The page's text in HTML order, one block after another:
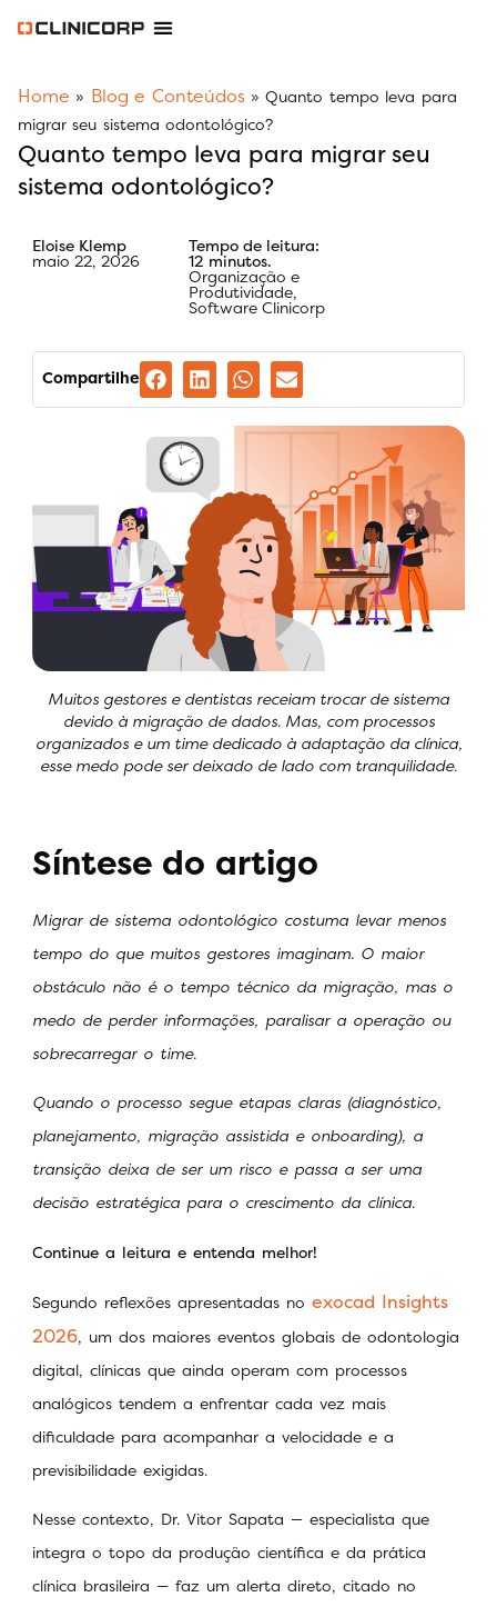
Home » Blog e Conteúdos»Quanto tempo leva para
migrar seu sistema odontológico?
Quanto tempo leva para migrar seu
sistema odontológico?
Eloise Klemp
maio 22, 2026
Tempo de leitura:
12 minutos.
Organização e
Produtividade,
Software Clinicorp
Compartilhe
Muitos gestores e dentistas receiam trocar de sistema
devido à migração de dados. Mas, com processos
organizados e um time dedicado à adaptação da clínica,
esse medo pode ser deixado de lado com tranquilidade.
Síntese do artigo
Migrar de sistema odontológico costuma levar menos
tempo do que muitos gestores imaginam. O maior
obstáculo não é o tempo técnico da migração, mas o
medo de perder informações, paralisar a operação ou
sobrecarregar o time.
Quando o processo segue etapas claras (diagnóstico,
planejamento, migração assistida e onboarding), a
transição deixa de ser um risco e passa a ser uma
decisão estratégica para o crescimento da clínica.
Continue a leitura e entenda melhor!
Segundo reflexões apresentadas no exocad Insights
2026, um dos maiores eventos globais de odontologia
digital, clínicas que ainda operam com processos
analógicos tendem a enfrentar cada vez mais
dificuldade para acompanhar a velocidade e a
previsibilidade exigidas.
Nesse contexto, Dr. Vitor Sapata — especialista que
integra o topo da produção científica e da prática
clínica brasileira — faz um alerta direto, citado no